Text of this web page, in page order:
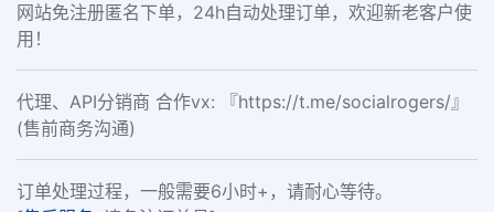
网站免注册匿名下单，24h自动处理订单，欢迎新老客户使
用！
代理、API分销商 合作vx: 『https://t.me/socialrogers/』
(售前商务沟通)
订单处理过程，一般需要6小时+，请耐心等待。